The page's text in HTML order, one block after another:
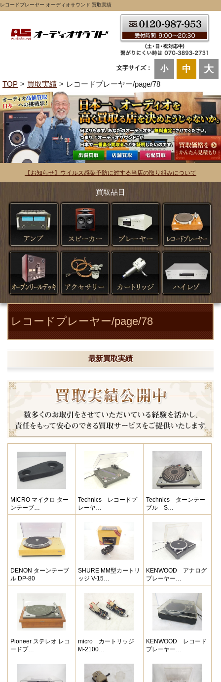
レコードプレーヤー オーディオサウンド 買取実績
文字サイズ： 小 中 大
TOP 買取実績 レコードプレーヤー/page/78
【お知らせ】ウイルス感染予防に対する当店の取り組みについて
買取品目
レコードプレーヤー/page/78
最新買取実績
MICRO マイクロ ター
ンテーブ…
Technics レコードプ
レーヤ…
Technics ターンテー
ブル S…
DENON ターンテーブ
ル DP-80
SHURE MM型カートリ
ッジ V-15…
KENWOOD アナログ
プレーヤー…
Pioneer ステレオ レコ
ードプ…
micro カートリッジ
M-2100…
KENWOOD レコード
プレーヤー…